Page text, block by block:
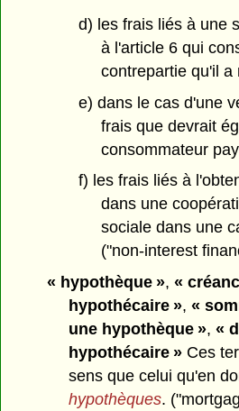
d) les frais liés à une
à l'article 6 qui
contrepartie qu'il a
e) dans le cas d'une
frais que devrait
consommateur
f) les frais liés à
dans une
sociale dans une
("non-interest
« hypothèque », «
hypothécaire », «
une hypothèque », «
hypothécaire » Ces
sens que celui qu'en
hypothèques.